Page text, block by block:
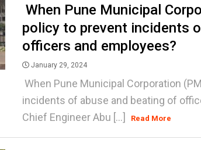
When Pune Municipal
policy to prevent incidents
officers and employees?
January 29, 2024
When Pune Municipal Corporation
incidents of abuse and beating of
Chief Engineer Abu [...]
Read More